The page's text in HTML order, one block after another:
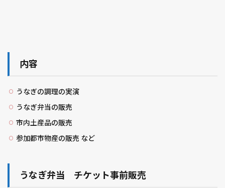
内容
うなぎの調理の実演
うなぎ弁当の販売
市内土産品の販売
参加都市物産の販売 など
うなぎ弁当 チケット事前販売